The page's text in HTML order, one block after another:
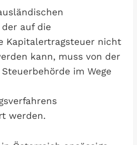
auf die
Kapitalertragsteuer nicht
kann, muss von der
im Wege
werden.